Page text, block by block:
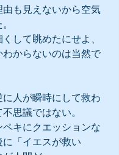
も見えないから空気
して眺めたにせよ、
わからないのは当然で
人が瞬時にして救わ
思議ではない。
キにクエッションな
「イエスが救い